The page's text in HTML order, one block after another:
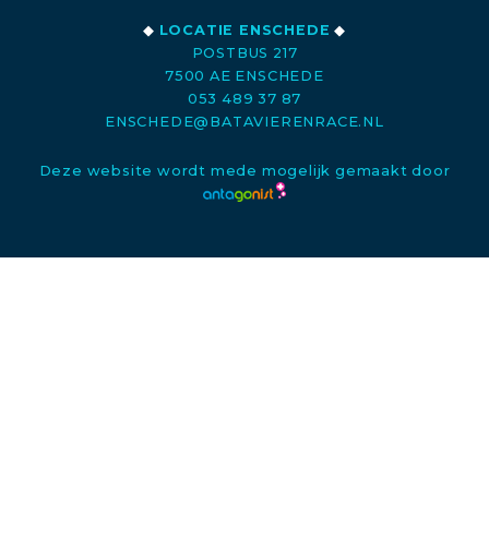
◆ LOCATIE ENSCHEDE ◆
POSTBUS 217
7500 AE ENSCHEDE
053 489 37 87
ENSCHEDE@BATAVIERENRACE.NL
Deze website wordt mede mogelijk gemaakt door